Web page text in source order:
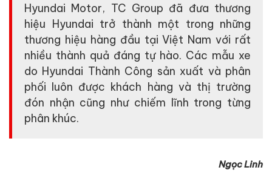
Hyundai Motor, TC Group đã đưa thương
hiệu Hyundai trở thành một trong những
thương hiệu hàng đầu tại Việt Nam với rất
nhiều thành quả đáng tự hào. Các mẫu xe
do Hyundai Thành Công sản xuất và phân
phối luôn được khách hàng và thị trường
đón nhận cũng như chiếm lĩnh trong từng
phân khúc.
Ngọc Linh